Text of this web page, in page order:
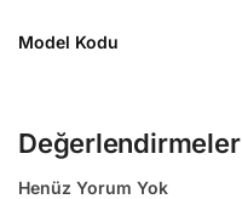
Model Kodu
Değerlendirmeler
Henüz Yorum Yok